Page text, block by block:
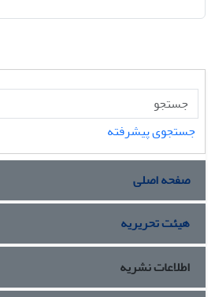
جستجوی پیشرفته
صفحه اصلی
هیئت تحریریه
اطلاعات نشریه